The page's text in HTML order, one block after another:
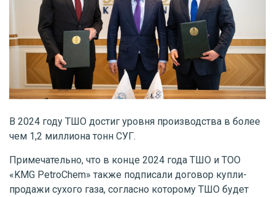
В 2024 году ТШО достиг уровня производства в более
чем 1,2 миллиона тонн СУГ.
Примечательно, что в конце 2024 года ТШО и ТОО
«KMG PetroChem» также подписали договор купли-
продажи сухого газа, согласно которому ТШО будет